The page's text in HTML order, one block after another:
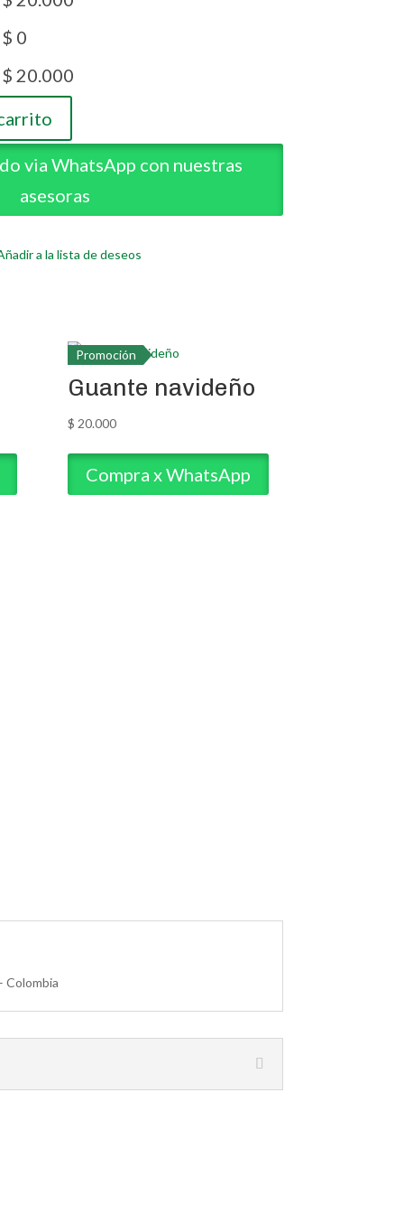
$ 0
$ 20.000
via WhatsApp con nuestras
asesoras
a la lista de deseos
$ 0
$ 20.000
via WhatsApp con nuestras
Promoción
Guante navideño
$ 20.000
Compra x WhatsApp
Colombia